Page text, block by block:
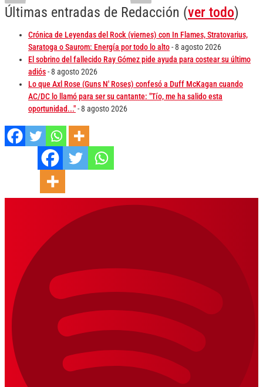
Últimas entradas de Redacción (ver todo)
Crónica de Leyendas del Rock (viernes) con In Flames, Stratovarius,
Saratoga o Saurom: Energía por todo lo alto- 8 agosto 2026
El sobrino del fallecido Ray Gómez pide ayuda para costear su último
adiós- 8 agosto 2026
Lo que Axl Rose (Guns N' Roses) confesó a Duff McKagan cuando
AC/DC lo llamó para ser su cantante: "Tío, me ha salido esta
oportunidad..."- 8 agosto 2026